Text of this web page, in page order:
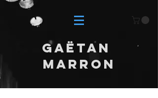
GAËTAN
MARRON